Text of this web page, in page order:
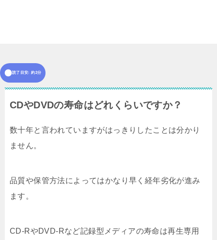
読了目安: 約2分
CDやDVDの寿命はどれくらいですか？
数十年と言われていますがはっきりしたことは分かり
ません。
品質や保管方法によってはかなり早く経年劣化が進み
ます。
CD-RやDVD-Rなど記録型メディアの寿命は再生専用